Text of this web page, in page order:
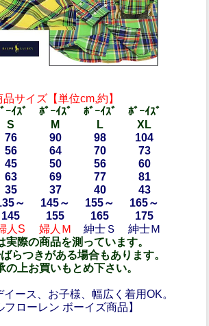
品サイズ【単位cm,約】
ｰｲｽﾞ
S
ﾎﾞｰｲｽﾞ
M
ﾎﾞｰｲｽﾞ
L
ﾎﾞｰｲｽﾞ
XL
76 90 98
104
56 64 70
73
45 50 56
60
63 69 77
81
35 37 40
43
～
145
145～
155
155～
165
165～
175
人S 婦人Ｍ 紳士Ｓ
紳士Ｍ
実際の商品を測っています。
らつきがある場合もあります。
の上お買いもとめ下さい。
イース、お子様、幅広く着用OK。
フローレン ボーイズ商品】